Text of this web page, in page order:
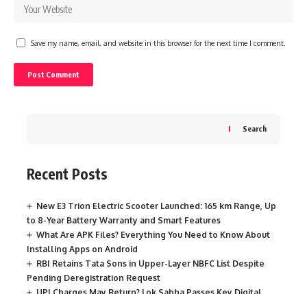
Save my name, email, and website in this browser for the next time I comment.
Search
Recent Posts
New E3 Trion Electric Scooter Launched: 165 km Range, Up
to 8-Year Battery Warranty and Smart Features
What Are APK Files? Everything You Need to Know About
Installing Apps on Android
RBI Retains Tata Sons in Upper-Layer NBFC List Despite
Pending Deregistration Request